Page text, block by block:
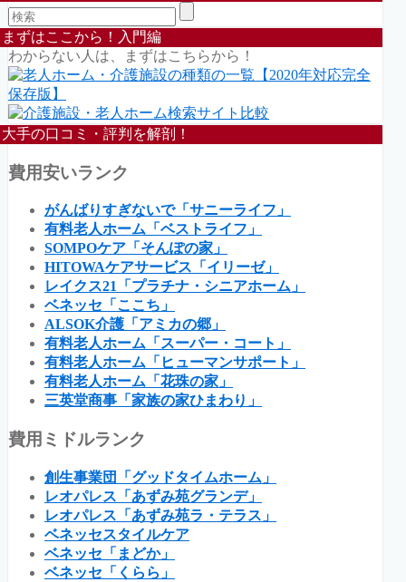
まずはここから！入門編
わからない人は、まずはこちらから！
大手の口コミ・評判を解剖！
費用安いランク
がんばりすぎないで「サニーライフ」
有料老人ホーム「ベストライフ」
SOMPOケア「そんぽの家」
HITOWAケアサービス「イリーゼ」
レイクス21「プラチナ・シニアホーム」
ベネッセ「ここち」
ALSOK介護「アミカの郷」
有料老人ホーム「スーパー・コート」
有料老人ホーム「ヒューマンサポート」
有料老人ホーム「花珠の家」
三英堂商事「家族の家ひまわり」
費用ミドルランク
創生事業団「グッドタイムホーム」
レオパレス「あずみ苑グランデ」
レオパレス「あずみ苑ラ・テラス」
ベネッセスタイルケア
ベネッセ「まどか」
ベネッセ「くらら」